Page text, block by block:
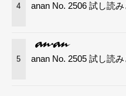
4 anan No. 2506 試し読
5 anan No. 2505 試し読